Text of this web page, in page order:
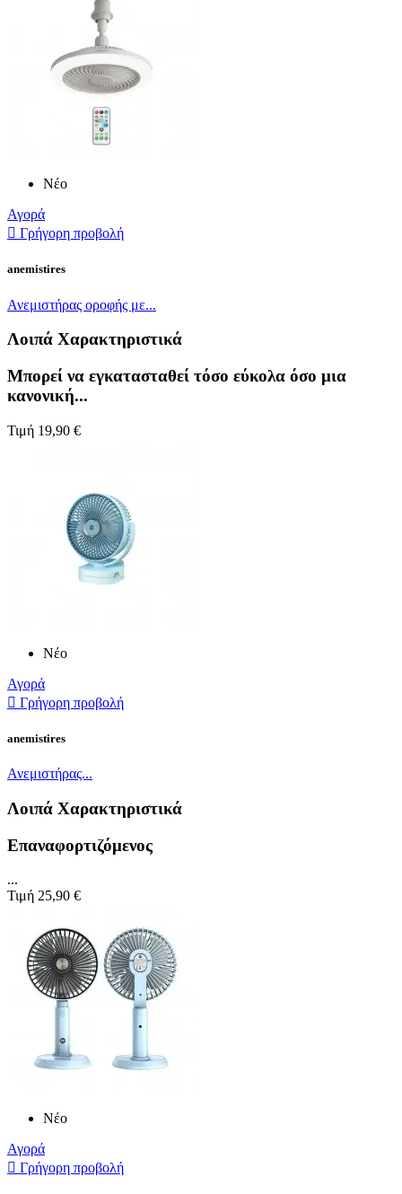
Νέο
Αγορά
 Γρήγορη προβολή
anemistires
Ανεμιστήρας οροφής με...
Λοιπά Χαρακτηριστικά
Μπορεί να εγκατασταθεί τόσο εύκολα όσο μια
κανονική...
Τιμή 19,90 €
Νέο
Αγορά
 Γρήγορη προβολή
anemistires
Ανεμιστήρας...
Λοιπά Χαρακτηριστικά
Επαναφορτιζόμενος
...
Τιμή 25,90 €
Νέο
Αγορά
 Γρήγορη προβολή